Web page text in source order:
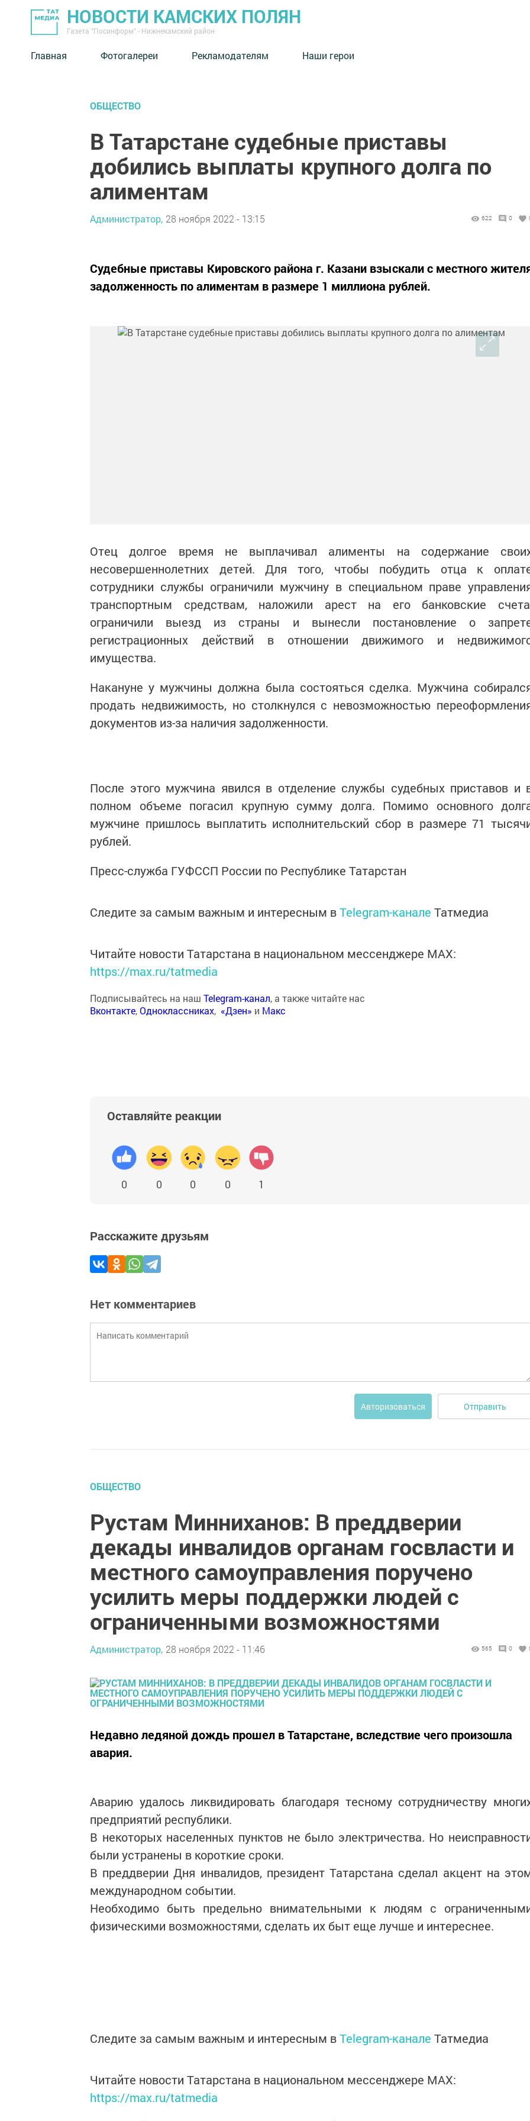
НОВОСТИ КАМСКИХ ПОЛЯН
Газета "Посинформ" - Нижнекамский район
Главная Фотогалереи Рекламодателям Наши герои
ОБЩЕСТВО
В Татарстане судебные приставы
добились выплаты крупного долга по
алиментам
Администратор, 28 ноября 2022 - 13:15 622 0
Судебные приставы Кировского района г. Казани взыскали с местного
задолженность по алиментам в размере 1 миллиона рублей.
Отец долгое время не выплачивал алименты на содержание
несовершеннолетних детей. Для того, чтобы побудить отца к
сотрудники службы ограничили мужчину в специальном праве
транспортным средствам, наложили арест на его банковские
ограничили выезд из страны и вынесли постановление о
регистрационных действий в отношении движимого и
имущества.
Накануне у мужчины должна была состояться сделка. Мужчина
продать недвижимость, но столкнулся с невозможностью
документов из-за наличия задолженности.
После этого мужчина явился в отделение службы судебных приставов и
полном объеме погасил крупную сумму долга. Помимо основного
мужчине пришлось выплатить исполнительский сбор в размере 71
рублей.
Пресс-служба ГУФССП России по Республике Татарстан
Следите за самым важным и интересным вTelegram-канале Татмедиа
Читайте новости Татарстана в национальном мессенджере MАХ:
https://max.ru/tatmedia
Подписывайтесь на наш Telegram-канал, а также читайте нас
Вконтакте,Одноклассниках, «Дзен» и Макс
Оставляйте реакции
0 0 0 0 1
Расскажите друзьям
Нет комментариев
Авторизоваться Отправить
ОБЩЕСТВО
Рустам Минниханов: В преддверии
декады инвалидов органам госвласти и
местного самоуправления поручено
усилить меры поддержки людей с
ограниченными возможностями
Администратор, 28 ноября 2022 - 11:46 565 0
Недавно ледяной дождь прошел в Татарстане, вследствие чего произошла
авария.
Аварию удалось ликвидировать благодаря тесному сотрудничеству
предприятий республики.
В некоторых населенных пунктов не было электричества. Но
были устранены в короткие сроки.
В преддверии Дня инвалидов, президент Татарстана сделал акцент на
международном событии.
Необходимо быть предельно внимательными к людям с
физическими возможностями, сделать их быт еще лучше и интереснее.
Следите за самым важным и интересным вTelegram-канале Татмедиа
Читайте новости Татарстана в национальном мессенджере MАХ:
https://max.ru/tatmedia